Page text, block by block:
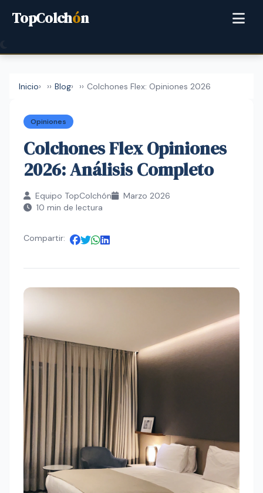
TopColchón
Inicio › Blog › Colchones Flex: Opiniones 2026
Opiniones
Colchones Flex Opiniones
2026: Análisis Completo
Equipo TopColchón
Marzo 2026
10 min de lectura
Compartir: